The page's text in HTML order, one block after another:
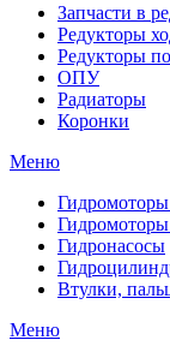
Запчасти в
Редукторы
Редукторы
ОПУ
Радиаторы
Коронки
Меню
Гидромоторы
Гидронасосы
Втулки,
Меню